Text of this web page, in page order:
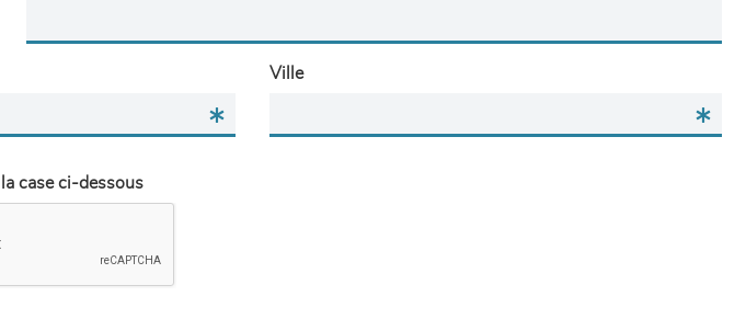
Ville
case ci-dessous